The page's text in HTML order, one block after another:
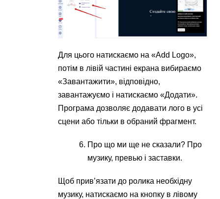
Для цього натискаємо на «Add Logo»,
потім в лівій частині екрана вибираємо
«Завантажити», відповідно,
завантажуємо і натискаємо «Додати».
Програма дозволяє додавати лого в усі
сцени або тільки в обраний фрагмент.
Про що ми ще не сказали? Про
музику, превью і заставки.
Щоб прив’язати до ролика необхідну
музику, натискаємо на кнопку в лівому